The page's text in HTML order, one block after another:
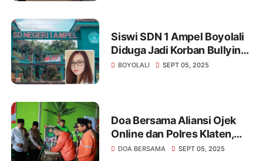
Siswi SDN 1 Ampel Boyolali
Diduga Jadi Korban Bullying,
Vio Sari Angkat Bicara
BOYOLALI SEPT 05, 2025
Doa Bersama Aliansi Ojek
Online dan Polres Klaten,
Wujud Empati dan
DOA BERSAMA SEPT 05, 2025